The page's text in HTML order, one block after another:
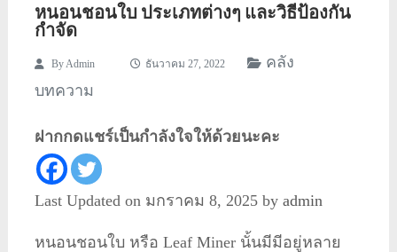
หนอนชอนใบ ประเภทต่างๆ และวิธีป้องกัน
กำจัด
By Admin ธันวาคม 27, 2022
คลัง
บทความ
ฝากกดแชร์เป็นกำลังใจให้ด้วยนะคะ
Last Updated on มกราคม 8, 2025 by admin
หนอนชอนใบ หรือ Leaf Miner นั้นมีมีอยู่หลาย